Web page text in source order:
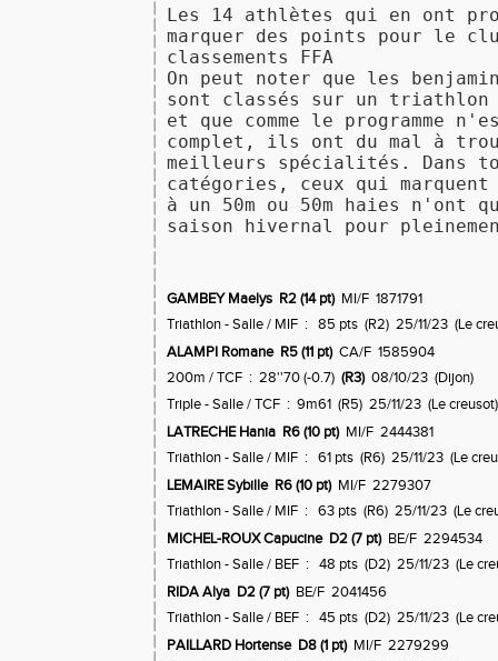
Les 14 athlètes qui en ont
marquer des points pour le
classements FFA
On peut noter que les
sont classés sur un triathlon
et que comme le programme
complet, ils ont du mal à
meilleurs spécialités. Dans
catégories, ceux qui
à un 50m ou 50m haies n'ont
saison hivernal pour
GAMBEY Maelys R2 (14 pt) MI/F 1871791
Triathlon - Salle / MIF : 85 pts (R2) 25/11/23 (Le
ALAMPI Romane R5 (11 pt) CA/F 1585904
200m / TCF : 28''70 (-0.7) (R3)08/10/23 (Dijon)
Triple - Salle / TCF : 9m61 (R5) 25/11/23 (Le creusot)
LATRECHE Hania R6 (10 pt)MI/F 2444381
Triathlon - Salle / MIF : 61 pts (R6) 25/11/23 (Le
LEMAIRE Sybille R6 (10 pt) MI/F 2279307
Triathlon - Salle / MIF : 63 pts (R6) 25/11/23 (Le
MICHEL-ROUX Capucine D2 (7 pt) BE/F 2294534
Triathlon - Salle / BEF : 48 pts (D2) 25/11/23 (Le
RIDA Alya D2 (7 pt) BE/F 2041456
Triathlon - Salle / BEF : 45 pts (D2) 25/11/23 (Le
PAILLARD Hortense D8 (1 pt) MI/F 2279299